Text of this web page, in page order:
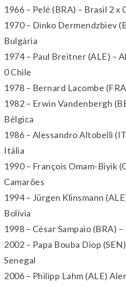
1966 – Pelé (BRA) – Brasil 2 x
1970 – Dinko Dermendzbiev
Bulgária
1974 – Paul Breitner (ALE) –
0 Chile
1978 – Bernard Lacombe
1982 – Erwin Vandenbergh
Bélgica
1986 – Alessandro Altobelli
Itália
1990 – François Omam-Biyik
Camarões
1994 – Jürgen Klinsmann
Bolívia
1998 – César Sampaio (BRA)
2002 – Papa Bouba Diop
Senegal
2006 – Philipp Lahm (ALE)